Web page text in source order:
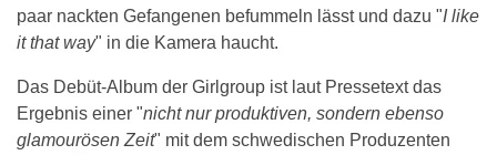
paar nackten Gefangenen befummeln lässt und dazu "I like
it that way" in die Kamera haucht.
Das Debüt-Album der Girlgroup ist laut Pressetext das
Ergebnis einer "nicht nur produktiven, sondern ebenso
glamourösen Zeit" mit dem schwedischen Produzenten